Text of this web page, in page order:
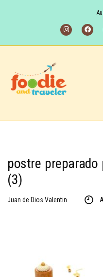
postre preparado
(3)
Juan de Dios Valentin